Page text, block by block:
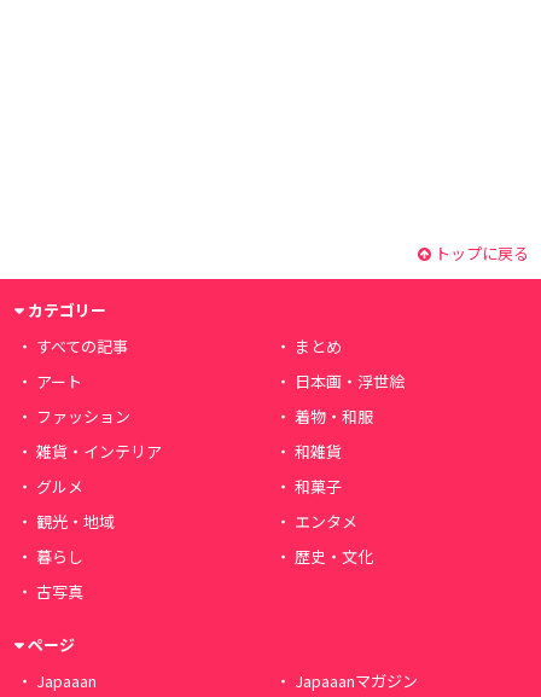
トップに戻る
カテゴリー
すべての記事
まとめ
アート
日本画・浮世絵
ファッション
着物・和服
雑貨・インテリア
和雑貨
グルメ
和菓子
観光・地域
エンタメ
暮らし
歴史・文化
古写真
ページ
Japaaan
Japaaanマガジン